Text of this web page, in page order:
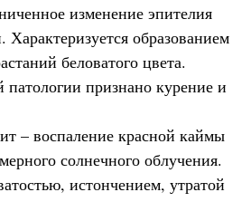
изменение эпителия
Характеризуется образованием
беловатого цвета.
признано курение и
– воспаление красной каймы
солнечного облучения.
истончением, утратой